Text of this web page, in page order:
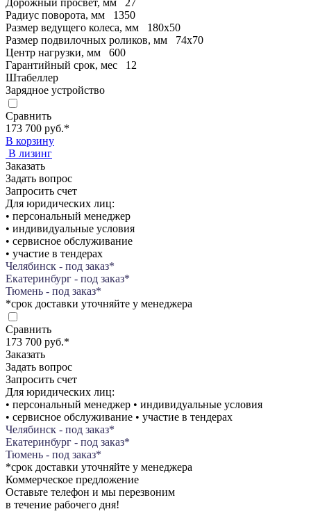
Радиус поворота, мм
1350
Размер ведущего колеса, мм
180x50
Размер подвилочных роликов, мм
74x70
Центр нагрузки, мм
600
Гарантийный срок, мес
12
Штабеллер
Зарядное устройство
Сравнить
173 700 руб.*
В корзину
В лизинг
Заказать
Задать вопрос
Запросить счет
Для юридических лиц:
• персональный менеджер
• индивидуальные условия
• сервисное обслуживание
• участие в тендерах
Челябинск - под заказ*
Екатеринбург - под заказ*
Тюмень - под заказ*
*срок доставки уточняйте у менеджера
Сравнить
173 700 руб.*
Заказать
Задать вопрос
Запросить счет
Для юридических лиц:
• персональный менеджер • индивидуальные условия
• сервисное обслуживание • участие в тендерах
Челябинск - под заказ*
Екатеринбург - под заказ*
Тюмень - под заказ*
*срок доставки уточняйте у менеджера
Коммерческое предложение
Оставьте телефон и мы перезвоним
в течение рабочего дня!